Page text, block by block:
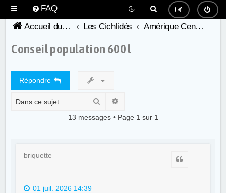
FAQ
Accueil du forum de l'AFC
Les Cichlidés Amérique Centrale
Conseil population 600 l
Répondre
Rechercher
13 messages • Page 1 sur 1
briquette
01 juil. 2026 14:39